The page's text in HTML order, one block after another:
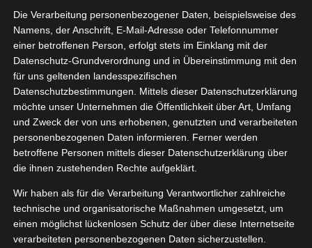
Zeige
grösseres
Bild
Die Verarbeitung personenbezogener Daten, beispielsweise des
Namens, der Anschrift, E-Mail-Adresse oder Telefonnummer
einer betroffenen Person, erfolgt stets im Einklang mit der
Datenschutz-Grundverordnung und in Übereinstimmung mit den
für uns geltenden landesspezifischen
Datenschutzbestimmungen. Mittels dieser Datenschutzerklärung
möchte unser Unternehmen die Öffentlichkeit über Art, Umfang
und Zweck der von uns erhobenen, genutzten und verarbeiteten
personenbezogenen Daten informieren. Ferner werden
betroffene Personen mittels dieser Datenschutzerklärung über
die ihnen zustehenden Rechte aufgeklärt.
Wir haben als für die Verarbeitung Verantwortlicher zahlreiche
technische und organisatorische Maßnahmen umgesetzt, um
einen möglichst lückenlosen Schutz der über diese Internetseite
verarbeiteten personenbezogenen Daten sicherzustellen.